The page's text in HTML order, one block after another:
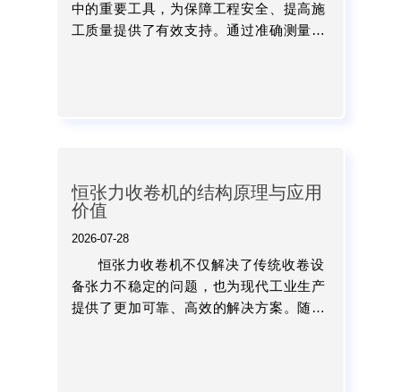
中的重要工具，为保障工程安全、提高施
工质量提供了有效支持。通过准确测量电
恒张力收卷机的结构原理与应用
价值
2026-07-28
恒张力收卷机不仅解决了传统收卷设
备张力不稳定的问题，也为现代工业生产
提供了更加可靠、高效的解决方案。随着